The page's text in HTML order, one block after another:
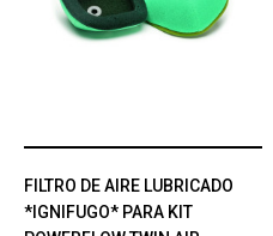
FILTRO DE AIRE LUBRICADO
*IGNIFUGO* PARA KIT